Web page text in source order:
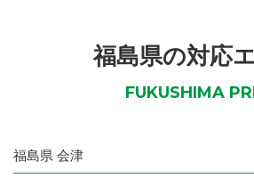
福島県の対応
FUKUSHIMA
福島県 会津